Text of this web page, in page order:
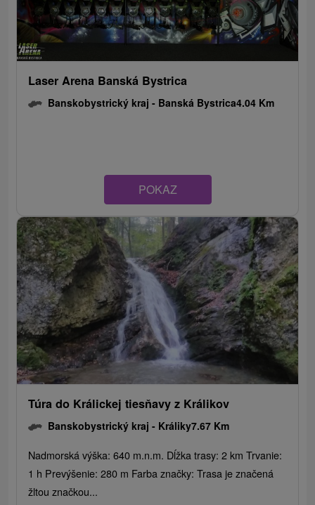
Laser Arena Banská Bystrica
Banskobystrický kraj - Banská Bystrica4.04 Km
POKAZ
Túra do Králickej tiesňavy z Králikov
Banskobystrický kraj - Králiky7.67 Km
Nadmorská výška: 640 m.n.m. Dĺžka trasy: 2 km Trvanie:
1 h Prevýšenie: 280 m Farba značky: Trasa je značená
žltou značkou...